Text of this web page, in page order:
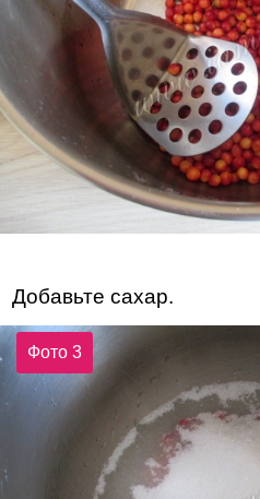
Добавьте сахар.
Фото 3